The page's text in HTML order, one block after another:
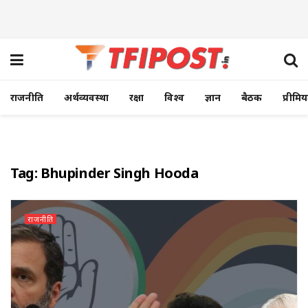
राजनीति अर्थव्यवस्था रक्षा विश्व ज्ञान बैठक
Tag: Bhupinder Singh Hooda
राजनीति